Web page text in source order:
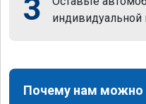
3
индивидуальной
Почему нам можно